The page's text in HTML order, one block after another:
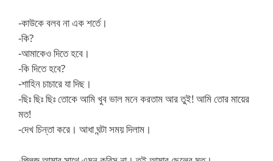
-কাউকে বলব না এক শর্তে।
-কি?
-আমাকেও দিতে হবে।
-কি দিতে হবে?
-শাহিন চাচারে যা দিছ।
-ছিঃ ছিঃ ছিঃ তোকে আমি খুব ভাল মনে করতাম আর তুই! আমি তোর মায়ের
মত!
-দেখ চিন্তা করে। আধা ঘন্টা সময় দিলাম।